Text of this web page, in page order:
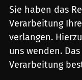
Sie haben das
Verarbeitung
verlangen.
uns wenden.
Verarbeitung